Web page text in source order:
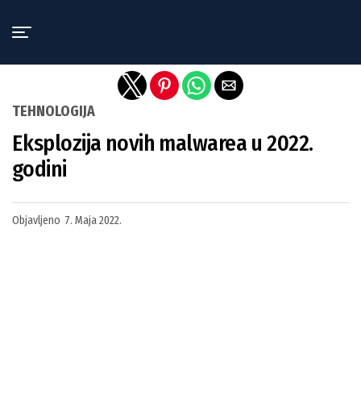
TEHNOLOGIJA
Eksplozija novih malwarea u 2022.
godini
Objavljeno 7. Maja 2022.